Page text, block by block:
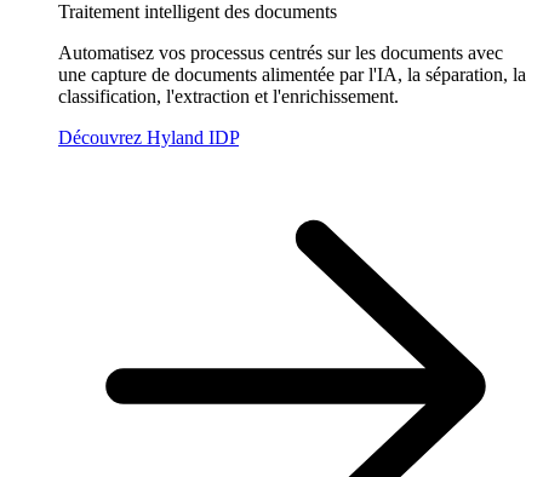
Traitement intelligent des documents
Automatisez vos processus centrés sur les documents avec
une capture de documents alimentée par l'IA, la séparation, la
classification, l'extraction et l'enrichissement.
Découvrez Hyland IDP